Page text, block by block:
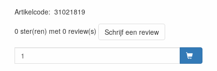
Artikelcode: 31021819
0 ster(ren) met 0 review(s)
Schrijf een review